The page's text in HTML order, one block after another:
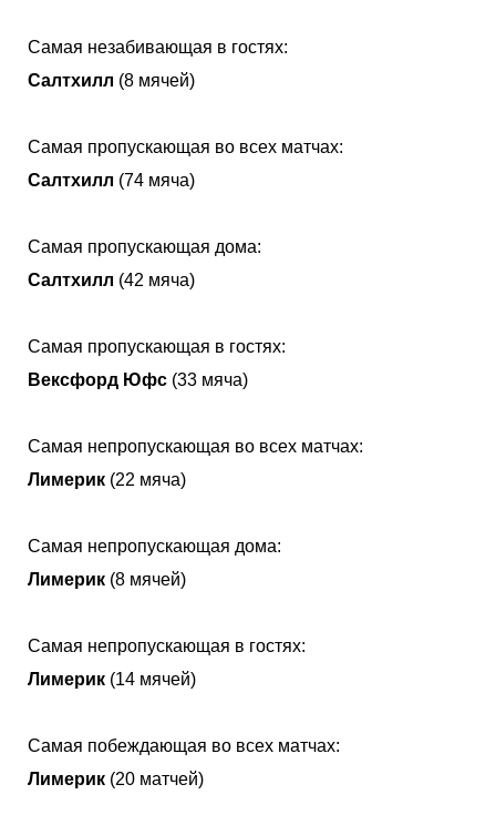
Самая незабивающая в гостях:
Салтхилл (8 мячей)
Самая пропускающая во всех матчах:
Салтхилл (74 мяча)
Самая пропускающая дома:
Салтхилл (42 мяча)
Самая пропускающая в гостях:
Вексфорд Юфс (33 мяча)
Самая непропускающая во всех матчах:
Лимерик (22 мяча)
Самая непропускающая дома:
Лимерик (8 мячей)
Самая непропускающая в гостях:
Лимерик (14 мячей)
Самая побеждающая во всех матчах:
Лимерик (20 матчей)